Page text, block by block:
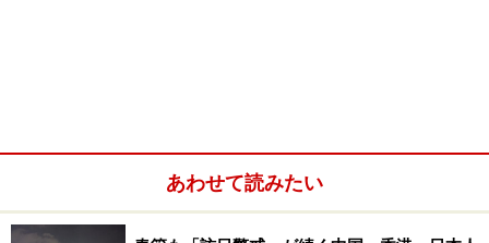
実は家政婦さんを雇うには様々な規定があります。たと
えば、家政婦業務から逸脱する仕事をさせてはいけな
あわせて読みたい